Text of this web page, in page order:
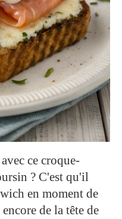
ce croque-
? C'est qu'il
en moment de
de la tête de